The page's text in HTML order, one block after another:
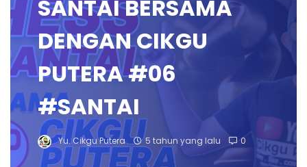
SANTAI BERSAMA
DENGAN CIKGU
PUTERA #06
#SANTAI
Yu. Cikgu Putera 5 tahun yang lalu 0